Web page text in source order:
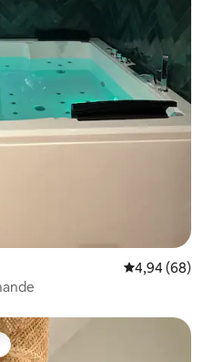
Note
4,94 (68)
les plus aimés